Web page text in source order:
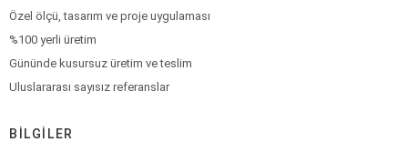
Özel ölçü, tasarım ve proje uygulaması
%100 yerli üretim
Gününde kusursuz üretim ve teslim
Uluslararası sayısız referanslar
BILGILER